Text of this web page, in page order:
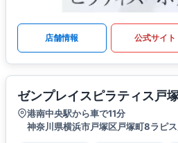
店舗情報 公式サイト
ゼンプレイスピラティス戸
港南中央駅から車で11分
神奈川県横浜市戸塚区戸塚町8ラピ